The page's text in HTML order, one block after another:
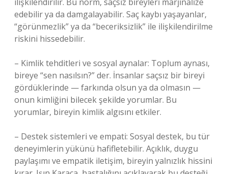
edebilir ya da damgalayabilir. Saç kaybı yaşayanlar,
“görünmezlik” ya da “beceriksizlik” ile ilişkilendirilme
riskini hissedebilir.
– Kimlik tehditleri ve sosyal aynalar: Toplum aynası,
bireye “sen nasılsın?” der. İnsanlar saçsız bir bireyi
gördüklerinde — farkında olsun ya da olmasın —
onun kimliğini bilecek şekilde yorumlar. Bu
yorumlar, bireyin kimlik algısını etkiler.
– Destek sistemleri ve empati: Sosyal destek, bu tür
deneyimlerin yükünü hafifletebilir. Açıklık, duygu
paylaşımı ve empatik iletişim, bireyin yalnızlık hissini